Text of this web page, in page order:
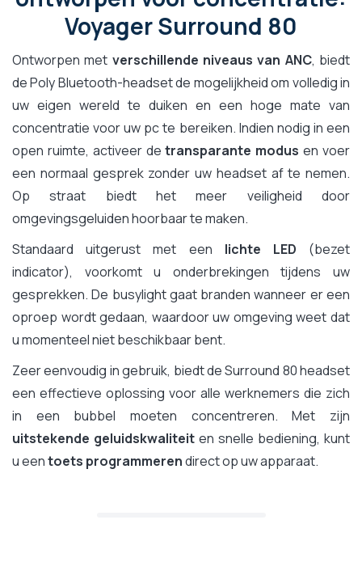
Voyager Surround 80
Ontworpen met verschillende niveaus van ANC, biedt
de Poly Bluetooth-headset de mogelijkheid om volledig in
uw eigen wereld te duiken en een hoge mate van
concentratie voor uw pc te bereiken. Indien nodig in een
open ruimte, activeer detransparante modus en voer
een normaal gesprek zonder uw headset af te nemen.
Op straat biedt het meer veiligheid door
omgevingsgeluiden hoorbaar te maken.
Standaard uitgerust met een lichte LED (bezet
indicator), voorkomt u onderbrekingen tijdens uw
gesprekken. De busylight gaat branden wanneer er een
oproep wordt gedaan, waardoor uw omgeving weet dat
u momenteel niet beschikbaar bent.
Zeer eenvoudig in gebruik, biedt de Surround 80 headset
een effectieve oplossing voor alle werknemers die zich
in een bubbel moeten concentreren. Met zijn
uitstekende geluidskwaliteit en snelle bediening, kunt
u eentoets programmerendirect op uw apparaat.